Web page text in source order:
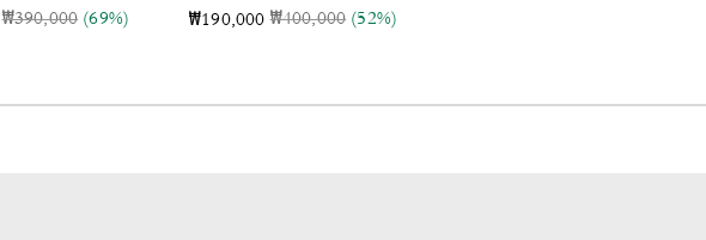
가격 인하 전
₩390,000인하됨
(69%) ₩190,000 가격 인하 전
₩400,000인하됨
(52%)